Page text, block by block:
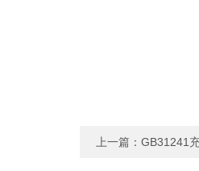
上一篇： GB31241